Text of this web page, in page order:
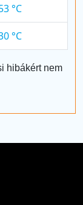
°C
°C
hibákért nem